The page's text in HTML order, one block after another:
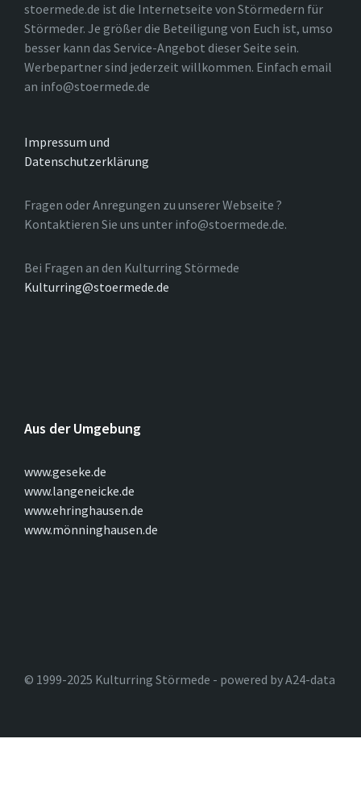
stoermede.de ist die Internetseite von Störmedern für
Störmeder. Je größer die Beteiligung von Euch ist, umso
besser kann das Service-Angebot dieser Seite sein.
Werbepartner sind jederzeit willkommen. Einfach email
an info@stoermede.de
Impressum und
Datenschutzerklärung
Fragen oder Anregungen zu unserer Webseite ?
Kontaktieren Sie uns unter info@stoermede.de.
Bei Fragen an den Kulturring Störmede
Kulturring@stoermede.de
Aus der Umgebung
www.geseke.de
www.langeneicke.de
www.ehringhausen.de
www.mönninghausen.de
© 1999-2025 Kulturring Störmede - powered by A24-data